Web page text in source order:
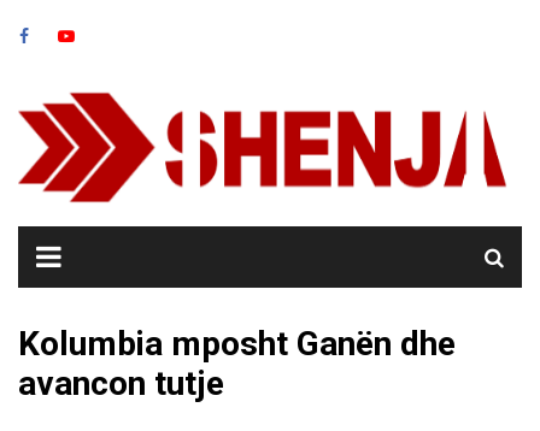
Kolumbia mposht Ganën dhe
avancon tutje